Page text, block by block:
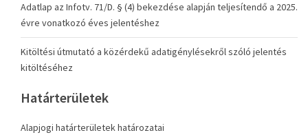
Adatlap az Infotv. 71/D. § (4) bekezdése alapján teljesítendő a 2025.
évre vonatkozó éves jelentéshez
Kitöltési útmutató a közérdekű adatigénylésekről szóló jelentés
kitöltéséhez
Határterületek
Alapjogi határterületek határozatai